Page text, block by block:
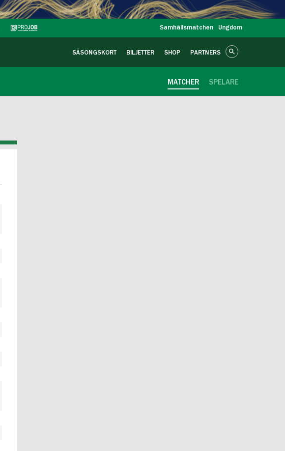
Samhällsmatchen Ungdom
SÄSONGSKORT BILJETTER SHOP PARTNERS
SPELARE
MATCHER